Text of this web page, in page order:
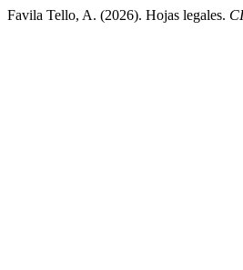
Favila Tello, A. (2026). Hojas legales.